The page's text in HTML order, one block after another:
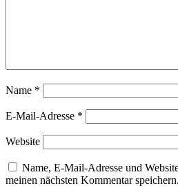
Name *
E-Mail-Adresse *
Website
Name, E-Mail-Adresse und
meinen nächsten Kommentar speichern.